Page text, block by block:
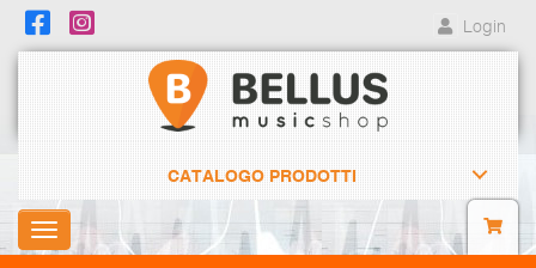
Login
CATALOGO PRODOTTI
Toggle
navigation